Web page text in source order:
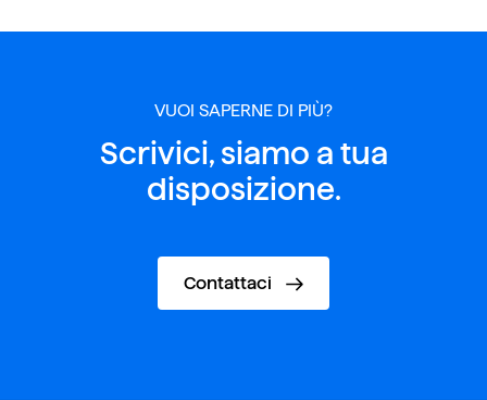
VUOI SAPERNE DI PIÙ?
Scrivici, siamo a tua
disposizione.
Contattaci